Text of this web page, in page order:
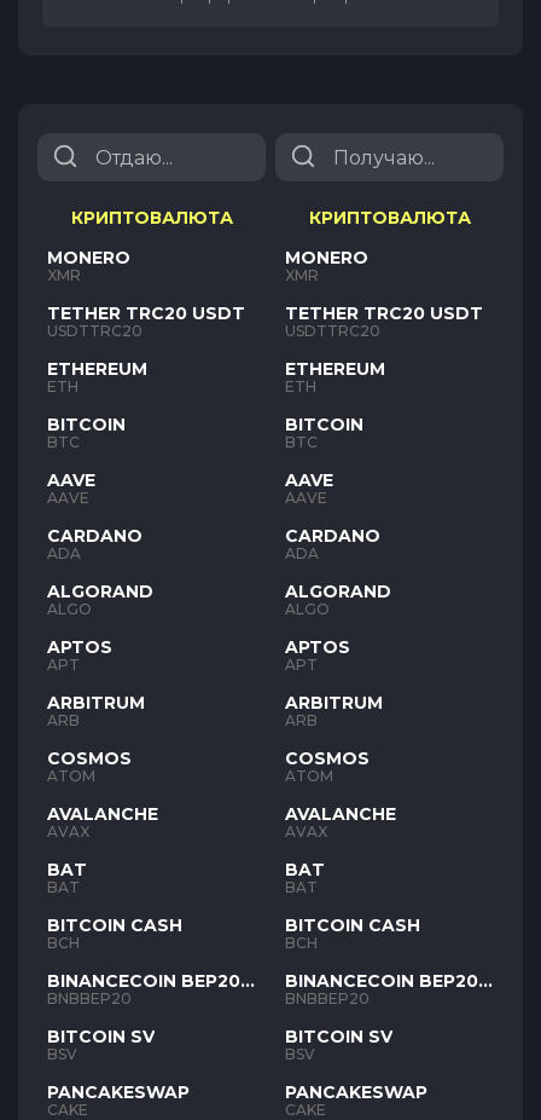
КРИПТОВАЛЮТА
MONERO
XMR
TETHER TRC20 USDT
USDTTRC20
ETHEREUM
ETH
BITCOIN
BTC
AAVE
AAVE
CARDANO
ADA
ALGORAND
ALGO
APTOS
APT
ARBITRUM
ARB
COSMOS
ATOM
AVALANCHE
AVAX
BAT
BAT
BITCOIN CASH
BCH
BINANCECOIN BEP20
BNB
BNBBEP20
BITCOIN SV
BSV
PANCAKESWAP
CAKE
КРИПТОВАЛЮТА
MONERO
XMR
TETHER TRC20 USDT
USDTTRC20
ETHEREUM
ETH
BITCOIN
BTC
AAVE
AAVE
CARDANO
ADA
ALGORAND
ALGO
APTOS
APT
ARBITRUM
ARB
COSMOS
ATOM
AVALANCHE
AVAX
BAT
BAT
BITCOIN CASH
BCH
BINANCECOIN BEP20
BNB
BNBBEP20
BITCOIN SV
BSV
PANCAKESWAP
CAKE